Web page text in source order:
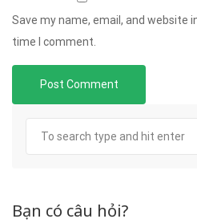
Save my name, email, and website
time I comment.
Bạn có câu hỏi?